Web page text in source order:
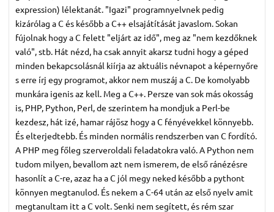
expression) lélektanát. "Igazi" programnyelvnek pedig
kizárólag a C és később a C++ elsajátítását javaslom. Sokan
fújolnak hogy a C felett "eljárt az idő", meg az "nem kezdőknek
való", stb. Hát nézd, ha csak annyit akarsz tudni hogy a géped
minden bekapcsolásnál kiírja az aktuális névnapot a képernyőre
s erre írj egy programot, akkor nem muszáj a C. De komolyabb
munkára igenis az kell. Meg a C++. Persze van sok más okosság
is, PHP, Python, Perl, de szerintem ha mondjuk a Perl-be
kezdesz, hát izé, hamar rájösz hogy a C fényévekkel könnyebb.
És elterjedtebb. És minden normális rendszerben van C fordító.
A PHP meg főleg szerveroldali feladatokra való. A Python nem
tudom milyen, bevallom azt nem ismerem, de első ránézésre
hasonlít a C-re, azaz ha a C jól megy neked később a pythont
könnyen megtanulod. És nekem a C-64 után az első nyelv amit
megtanultam itt a C volt. Senki nem segített, és rém szar